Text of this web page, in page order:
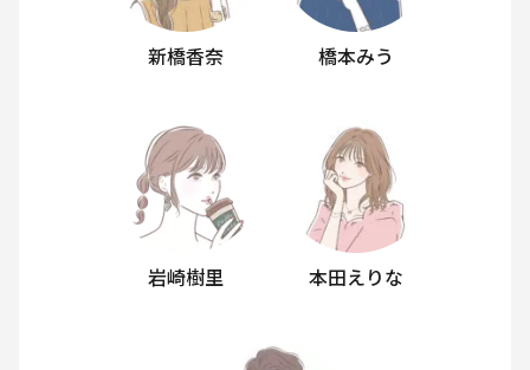
新橋香奈 橋本みう
岩崎樹里 本田えりな